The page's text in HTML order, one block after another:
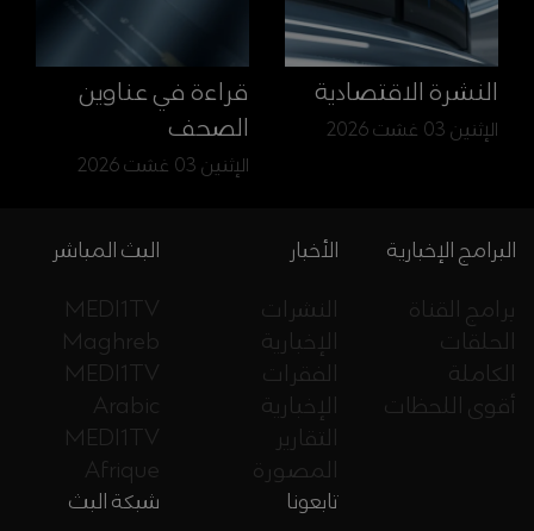
النشرة الاقتصادية
الإثنين 03 غشت 2026
قراءة في عناوين
الصحف
الإثنين 03 غشت 2026
البث المباشر
MEDI1TV
Maghreb
MEDI1TV
Arabic
MEDI1TV
Afrique
الأخبار
النشرات
الإخبارية
الفقرات
الإخبارية
التقارير
المصورة
البرامج الإخبارية
برامج القناة
الحلقات
الكاملة
أقوى اللحظات
شبكة البث تابعونا